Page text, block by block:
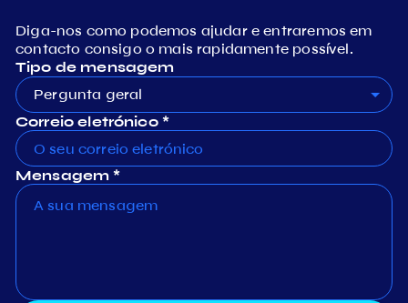
Diga-nos como podemos ajudar e entraremos em
contacto consigo o mais rapidamente possível.
Tipo de mensagem
Pergunta geral
Correio eletrónico *
Mensagem *